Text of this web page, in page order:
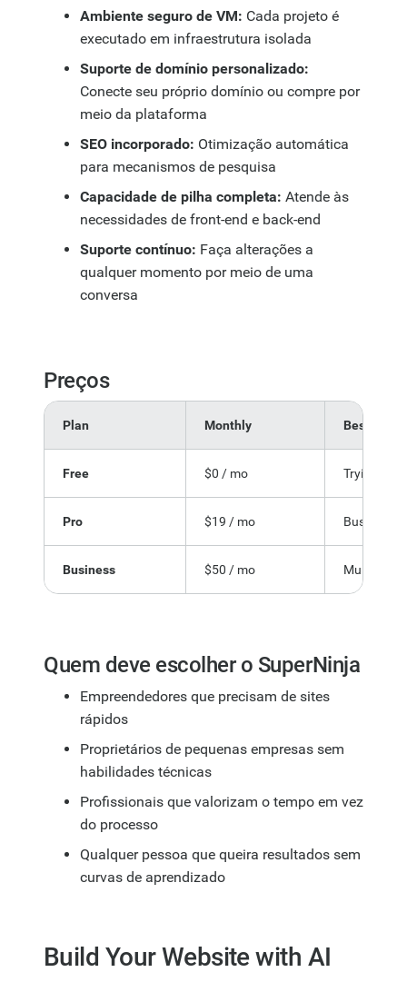
Ambiente seguro de VM: Cada projeto é
executado em infraestrutura isolada
Suporte de domínio personalizado:
Conecte seu próprio domínio ou compre por
meio da plataforma
SEO incorporado: Otimização automática
para mecanismos de pesquisa
Capacidade de pilha completa: Atende às
necessidades de front-end e back-end
Suporte contínuo: Faça alterações a
qualquer momento por meio de uma
conversa
Preços
Plan Monthly Best For
Free $0 / mo Trying
Pro $19 / mo Business
Business $50 / mo Multiple
Quem deve escolher o SuperNinja
Empreendedores que precisam de sites
rápidos
Proprietários de pequenas empresas sem
habilidades técnicas
Profissionais que valorizam o tempo em vez
do processo
Qualquer pessoa que queira resultados sem
curvas de aprendizado
Build Your Website with AI